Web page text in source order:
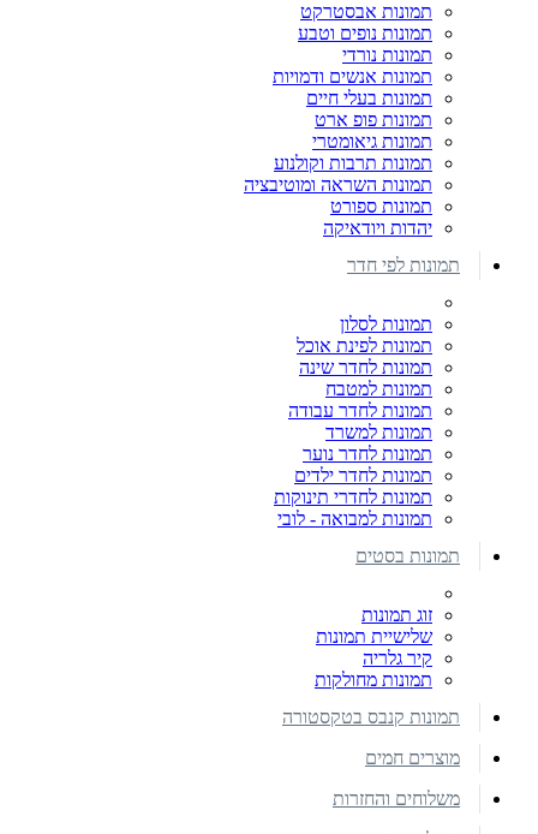
תמונות אבסטרקט
תמונות נופים וטבע
תמונות נורדי
תמונות אנשים ודמויות
תמונות בעלי חיים
תמונות פופ ארט
תמונות גיאומטרי
תמונות תרבות וקולנוע
תמונות השראה ומוטיבציה
תמונות ספורט
יהדות ויודאיקה
תמונות לפי חדר
תמונות לסלון
תמונות לפינת אוכל
תמונות לחדר שינה
תמונות למטבח
תמונות לחדר עבודה
תמונות למשרד
תמונות לחדר נוער
תמונות לחדר ילדים
תמונות לחדרי תינוקות
תמונות למבואה - לובי
תמונות בסטים
זוג תמונות
שלישיית תמונות
קיר גלריה
תמונות מחולקות
תמונות קנבס בטקסטורה
מוצרים חמים
משלוחים והחזרות